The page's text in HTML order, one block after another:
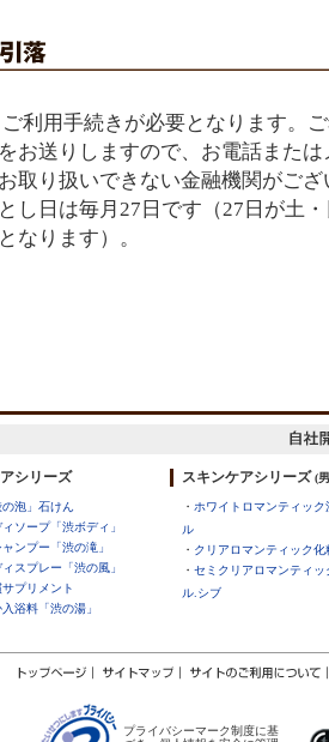
利用手続きが必要となります。
お送りしますので、お電話また
取り扱いできない金融機関がござ
し日は毎月27日です（27日が土
なります）。
シリーズ
泡」石けん
ソープ「渋ボディ」
ンプー「渋の滝」
スプレー「渋の風」
プリメント
浴料「渋の湯」
スキンケアシリーズ (
・ ホワイトロマンティック
ル
・ クリアロマンティック化
・ セミクリアロマンティッ
ル.シブ
プライバシーマーク制度に基